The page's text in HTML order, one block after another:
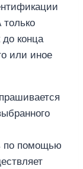
конца
или иное
по помощью